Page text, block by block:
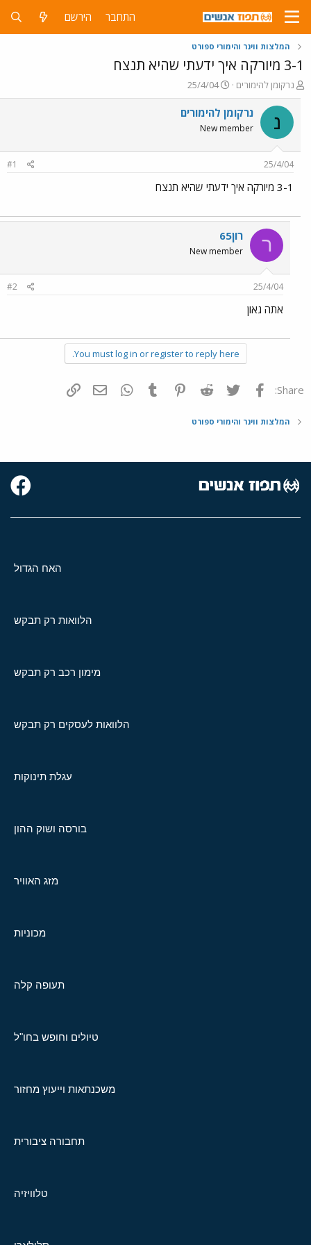
התחבר הירשם
המלצות ווינר והימורי ספורט
3-1 מיורקה איך ידעתי שהיא תנצח
פ
ו
ת
ח
ה
ש
א
נרקומן להימורים
פ
ו
ר
ם
ר
25/4/04
נ נרקומן להימורים
New member
25/4/04
#1
3-1 מיורקה איך ידעתי שהיא תנצח
ר רון65
New member
25/4/04
#2
אתה גאון
You must log in or register to reply here.
Share: פייסבוק Twitter
Reddit
Pinterest
Tumblr
WhatsAppדואר אלקטרוני
המלצות ווינר והימורי ספורט
האח הגדול
הלוואות רק תבקש
מימון רכב רק תבקש
הלוואות לעסקים רק תבקש
עגלת תינוקות
בורסה ושוק ההון
מזג האוויר
מכוניות
תעופה קלה
טיולים וחופש בחו"ל
משכנתאות וייעוץ מחזור
תחבורה ציבורית
טלוויזיה